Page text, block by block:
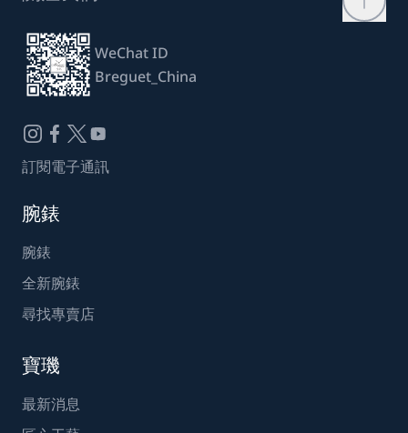
WeChat ID
Breguet_China
訂閱電子通訊
腕錶
腕錶
全新腕錶
尋找專賣店
寶璣
最新消息